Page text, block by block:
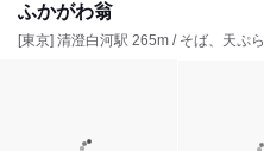
ふかがわ翁
[東京] 清澄白河駅 265m / そば、天ぷら